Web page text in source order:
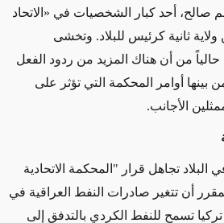
أحد كبار الشخصيات في «الاتحاد
ثانية كرئيس للبلاد. وتخشى
من أن هناك المزيد من ردود الفعل
بينها أوامر المحكمة التي تؤثر على
الأجانب.
تجاهل قرار "المحكمة الاتحادية
أن تتغير صادرات النفط العراقية في
تسمح للنفط الكردي بالتدفق إلى